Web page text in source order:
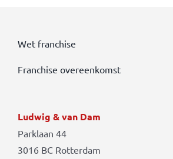
Wet franchise
Franchise overeenkomst
Ludwig & van Dam
Parklaan 44
3016 BC Rotterdam